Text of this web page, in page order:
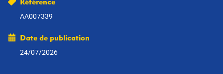
AA007339
Date de publication
24/07/2026